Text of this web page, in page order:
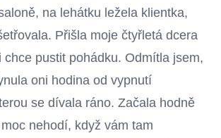
na lehátku ležela klientka,
Přišla moje čtyřletá dcera
chce pustit pohádku. Odmítla jsem,
oni hodina od vypnutí
se dívala ráno. Začala hodně
nehodí, když vám tam